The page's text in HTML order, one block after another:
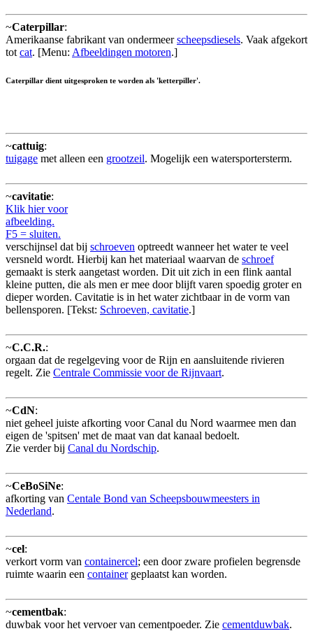
~Caterpillar:
Amerikaanse fabrikant van ondermeerscheepsdiesels. Vaak afgekort
tot cat. [Menu: Afbeeldingen motoren.]
Caterpillar dient uitgesproken te worden als 'ketterpiller'.
~cattuig:
tuigage met alleen een grootzeil. Mogelijk een watersportersterm.
~cavitatie:
Klik hier voor
afbeelding.
F5 = sluiten.
verschijnsel dat bij schroeven optreedt wanneer het water te veel
versneld wordt. Hierbij kan het materiaal waarvan de schroef
gemaakt is sterk aangetast worden. Dit uit zich in een flink aantal
kleine putten, die als men er mee door blijft varen spoedig groter en
dieper worden. Cavitatie is in het water zichtbaar in de vorm van
bellensporen. [Tekst: Schroeven, cavitatie.]
~C.C.R.:
orgaan dat de regelgeving voor de Rijn en aansluitende rivieren
regelt. Zie Centrale Commissie voor de Rijnvaart.
~CdN:
niet geheel juiste afkorting voor Canal du Nord waarmee men dan
eigen de 'spitsen' met de maat van dat kanaal bedoelt.
Zie verder bij Canal du Nordschip.
~CeBoSiNe:
afkorting van Centale Bond van Scheepsbouwmeesters in
Nederland.
~cel:
verkort vorm van containercel; een door zware profielen begrensde
ruimte waarin een containergeplaatst kan worden.
~cementbak:
duwbak voor het vervoer van cementpoeder. Zie cementduwbak.